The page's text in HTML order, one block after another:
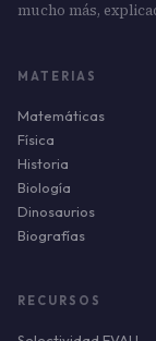
mucho más,
MATERIAS
Matemáticas
Física
Historia
Biología
Dinosaurios
Biografías
RECURSOS